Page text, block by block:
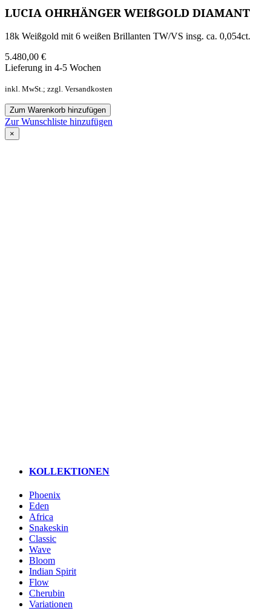
LUCIA OHRHÄNGER WEIßGOLD DIAMANT
18k Weißgold mit 6 weißen Brillanten TW/VS insg. ca. 0,054ct.
5.480,00 €
Lieferung in 4-5 Wochen
inkl. MwSt.; zzgl. Versandkosten
Zum Warenkorb hinzufügen
Zur Wunschliste hinzufügen
×
KOLLEKTIONEN
Phoenix
Eden
Africa
Snakeskin
Classic
Wave
Bloom
Indian Spirit
Flow
Cherubin
Variationen